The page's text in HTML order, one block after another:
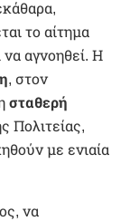
το αίτημα
αγνοηθεί. Η
, στον
σταθερή
Πολιτείας,
με ενιαία
να